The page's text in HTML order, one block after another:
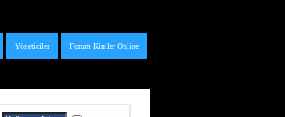
Forum Kimler Online
Yöneticiler